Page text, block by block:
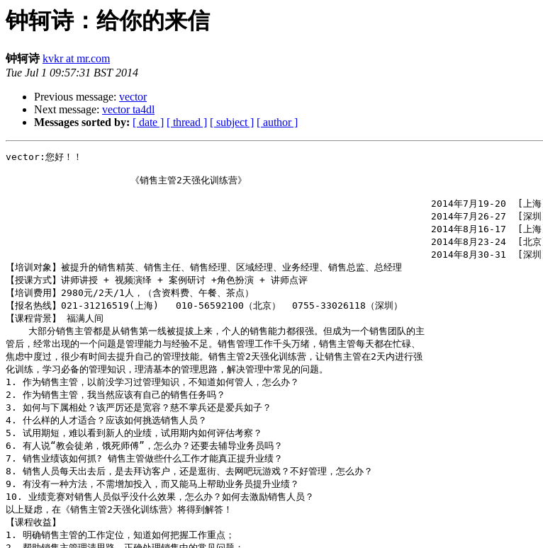
钟轲诗：给你的来信
钟轲诗 kvkr at mr.com
Tue Jul 1 09:57:31 BST 2014
Previous message: vector
Next message: vector ta4dl
Messages sorted by: [ date ] [ thread ] [ subject ] [ author ]
vector:您好！！
                      《销售主管2天强化训练营》
                                                                           2014年7月19-20  [上海]
                                                                           2014年7月26-27  [深圳]
                                                                           2014年8月16-17  [上海]
                                                                           2014年8月23-24  [北京]
                                                                           2014年8月30-31  [深圳]
【培训对象】被提升的销售精英、销售主任、销售经理、区域经理、业务经理、销售总监、总经理
【授课方式】讲师讲授 + 视频演绎 + 案例研讨 +角色扮演 + 讲师点评
【培训费用】2980元/2天/1人，（含资料费、午餐、茶点）
【报名热线】021-31216519(上海)   010-56592100（北京）  0755-33026118（深圳）
【课程背景】 福满人间
    大部分销售主管都是从销售第一线被提拔上来，个人的销售能力都很强。但成为一个销售团队的主
管后，经常出现的一个问题是管理能力与经验不足。销售管理工作千头万绪，销售主管每天都在忙碌、
焦虑中度过，很少有时间去提升自己的管理技能。销售主管2天强化训练营，让销售主管在2天内进行强
化训练，学习必备的管理知识，理清基本的管理思路，解决管理中常见的问题。
1. 作为销售主管，以前没学习过管理知识，不知道如何管人，怎么办？
2. 作为销售主管，我当然应该有自己的销售任务吗？
3. 如何与下属相处？该严厉还是宽容？慈不掌兵还是爱兵如子？
4. 什么样的人才适合？应该如何挑选销售人员？
5. 试用期短，难以看到新人的业绩，试用期内如何评估考察？
6. 有人说“教会徒弟，饿死师傅”，怎么办？还要去辅导业务员吗？
7. 销售业绩该如何抓? 销售主管做些什么工作才能真正提升业绩？
8. 销售人员每天出去后，是去拜访客户，还是逛街、去网吧玩游戏？不好管理，怎么办？
9. 有没有一种方法，不需增加投入，而又能马上帮助业务员提升业绩？
10. 业绩竞赛对销售人员似乎没什么效果，怎么办？如何去激励销售人员？
以上疑虑，在《销售主管2天强化训练营》将得到解答！
【课程收益】
1. 明确销售主管的工作定位，知道如何把握工作重点；